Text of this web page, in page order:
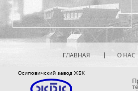
ГЛАВНАЯ О НАС